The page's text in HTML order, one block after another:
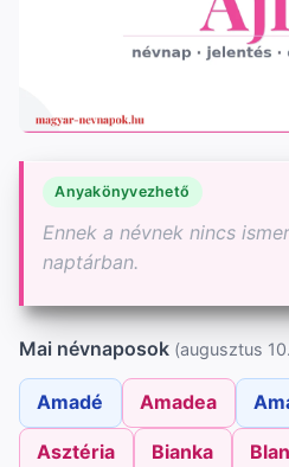
Anyakönyvezhető
Ennek a névnek nincs
naptárban.
Mai névnaposok (augusztus
Amadé Amadea
Asztéria Bianka